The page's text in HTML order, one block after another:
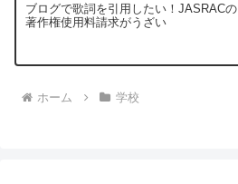
ブログで歌詞を引用したい！JASRACの
著作権使用料請求がうざい
ホーム 学校